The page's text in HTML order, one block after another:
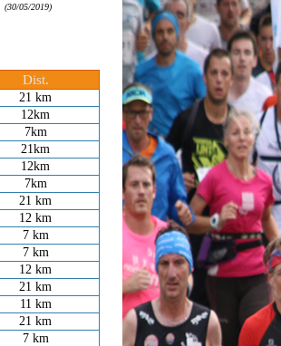
(30/05/2019)
Dist.
21 km
12km
7km
21km
12km
7km
21 km
12 km
7 km
7 km
12 km
21 km
11 km
21 km
7 km